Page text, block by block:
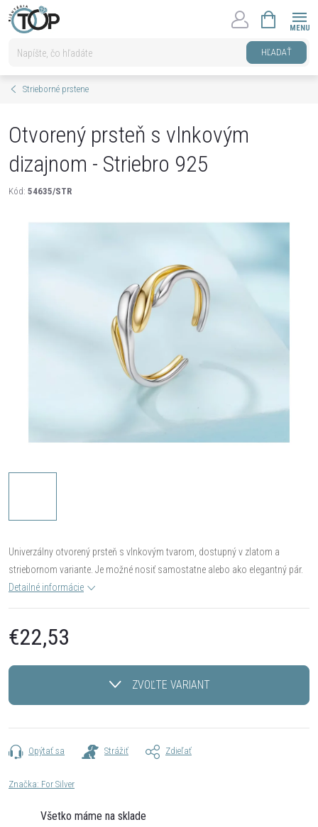
Prejsť
na
HĽADAŤ
KOŠÍK
Strieborné prstene
Otvorený prsteň s vlnkovým
dizajnom - Striebro 925
Kód: 54635/STR
Univerzálny otvorený prsteň s vlnkovým tvarom, dostupný v zlatom a
striebornom variante. Je možné nosiť samostatne alebo ako elegantný pár.
Detailné informácie
€22,53
cena:
ZVOĽTE VARIANT
Opýtať sa Strážiť Zdieľať
Značka: For Silver
Všetko máme na sklade